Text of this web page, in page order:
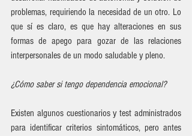
problemas, requiriendo la necesidad de un otro. Lo
que sí es claro, es que hay alteraciones en sus
formas de apego para gozar de las relaciones
interpersonales de un modo saludable y pleno.
¿Cómo saber si tengo dependencia emocional?
Existen algunos cuestionarios y test administrados
para identificar criterios sintomáticos, pero antes